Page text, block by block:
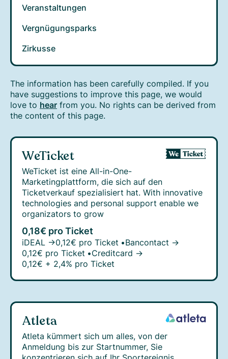
Veranstaltungen
Vergnügungsparks
Zirkusse
The information has been carefully compiled. If you
have suggestions to improve this page, we would
love to hear from you. No rights can be derived from
the content of this page.
WeTicket
WeTicket ist eine All-in-One-
Marketingplattform, die sich auf den
Ticketverkauf spezialisiert hat. With innovative
technologies and personal support enable we
organizators to grow
0,18€ pro Ticket
iDEAL →0,12€ pro Ticket •Bancontact →
0,12€ pro Ticket •Creditcard →
0,12€ + 2,4% pro Ticket
Atleta
Atleta kümmert sich um alles, von der
Anmeldung bis zur Startnummer, Sie